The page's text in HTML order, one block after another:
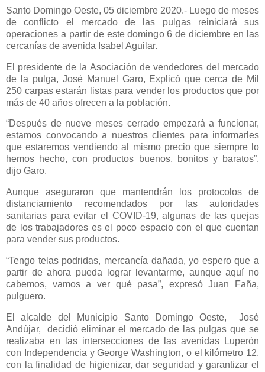
Santo Domingo Oeste, 05 diciembre 2020.- Luego de meses
de conflicto el mercado de las pulgas reiniciará sus
operaciones a partir de este domingo 6 de diciembre en las
cercanías de avenida Isabel Aguilar.
El presidente de la Asociación de vendedores del mercado
de la pulga, José Manuel Garo, Explicó que cerca de Mil
250 carpas estarán listas para vender los productos que por
más de 40 años ofrecen a la población.
“Después de nueve meses cerrado empezará a funcionar,
estamos convocando a nuestros clientes para informarles
que estaremos vendiendo al mismo precio que siempre lo
hemos hecho, con productos buenos, bonitos y baratos”,
dijo Garo.
Aunque aseguraron que mantendrán los protocolos de
distanciamiento recomendados por las autoridades
sanitarias para evitar el COVID-19, algunas de las quejas
de los trabajadores es el poco espacio con el que cuentan
para vender sus productos.
“Tengo telas podridas, mercancía dañada, yo espero que a
partir de ahora pueda lograr levantarme, aunque aquí no
cabemos, vamos a ver qué pasa”, expresó Juan Faña,
pulguero.
El alcalde del Municipio Santo Domingo Oeste, José
Andújar, decidió eliminar el mercado de las pulgas que se
realizaba en las intersecciones de las avenidas Luperón
con Independencia y George Washington, o el kilómetro 12,
con la finalidad de higienizar, dar seguridad y garantizar el